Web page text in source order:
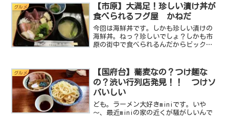
ータ店名：喜多方ラーメン 坂内住所：
千葉県千葉市中央区稲荷...
グルメ
【市原】大満足！珍しい漬け丼が
食べられるフグ屋 かねだ
今回は海鮮丼です。しかも珍しい漬けの
海鮮丼。ねっ？珍しいでしょ？しかも市
原の街中で食べられるんだからビックリ
浦って地域にあって、普段はふぐ料理な
どお魚をメインとした...
グルメ
【国府台】蕎麦なの？つけ麺な
の？渋い行列店発見！！ つけソ
バいしい
ども。ラーメン大好きminiです。いや
～、最近miniの家の近くが騒がしいんで